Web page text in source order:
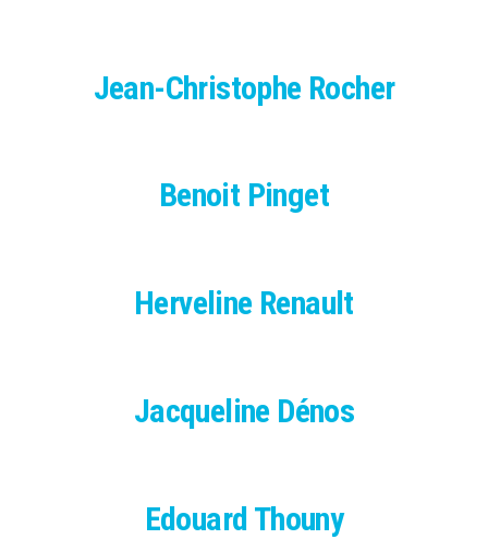
Jean-Christophe Rocher
Benoit Pinget
Herveline Renault
Jacqueline Dénos
Edouard Thouny